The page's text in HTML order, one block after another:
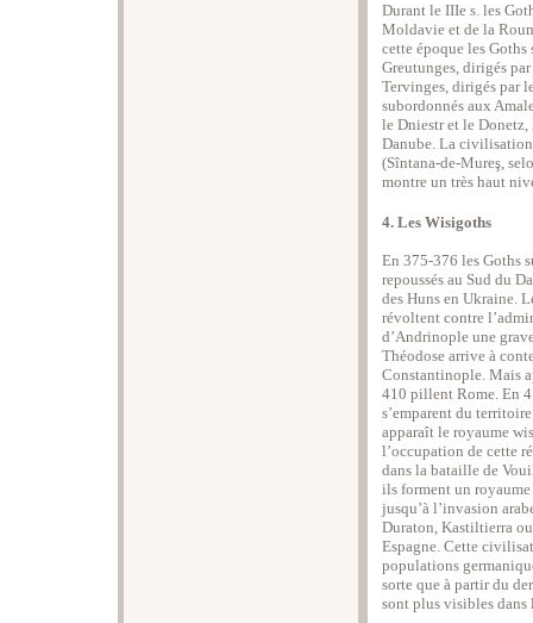
Durant le IIIe s. les
Moldavie et de la
cette époque les
Greutunges, dirigés
Tervinges, dirigés par
subordonnés aux
le Dniestr et le Donetz,
Danube. La
(Sîntana-de-Mureş,
montre un très haut
4. Les Wisigoths
En 375-376 les Goths
repoussés au Sud du
des Huns en Ukraine.
révoltent contre
d’Andrinople une
Théodose arrive à
Constantinople. Mais
410 pillent Rome. En
s’emparent du
apparaît le royaume
l’occupation de cette
dans la bataille de
ils forment un
jusqu’à l’invasion
Duraton, Kastiltierra
Espagne. Cette
populations
sorte que à partir du
sont plus visibles